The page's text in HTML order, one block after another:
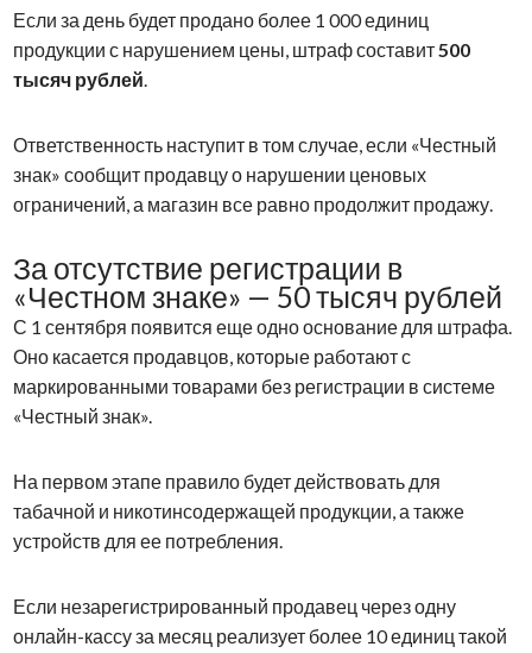
Если за день будет продано более 1 000 единиц
продукции с нарушением цены, штраф составит500
тысяч рублей.
Ответственность наступит в том случае, если «Честный
знак» сообщит продавцу о нарушении ценовых
ограничений, а магазин все равно продолжит продажу.
За отсутствие регистрации в
«Честном знаке» — 50 тысяч рублей
С 1 сентября появится еще одно основание для штрафа.
Оно касается продавцов, которые работают с
маркированными товарами без регистрации в системе
«Честный знак».
На первом этапе правило будет действовать для
табачной и никотинсодержащей продукции, а также
устройств для ее потребления.
Если незарегистрированный продавец через одну
онлайн-кассу за месяц реализует более 10 единиц такой